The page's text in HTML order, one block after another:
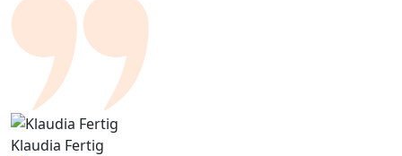
Klaudia Fertig